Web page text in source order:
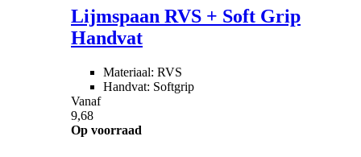
Lijmspaan RVS + Soft Grip
Handvat
Materiaal: RVS
Handvat: Softgrip
Vanaf
9,68
Op voorraad